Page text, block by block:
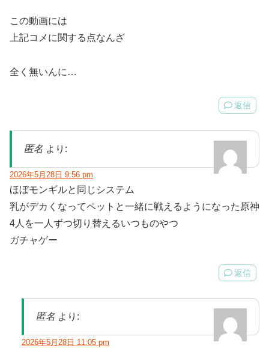
この動画には
上記コメに関する点なんざ
全く無いんに…
返信
匿名 より:
2026年5月28日 9:56 pm
ほぼモンギルと同じシステム
乳がデカくなってペットと一緒に戦えるようになった原神
4人を一人ずつ切り替えるいつものやつ
ガチャゲー
返信
匿名 より:
2026年5月28日 11:05 pm